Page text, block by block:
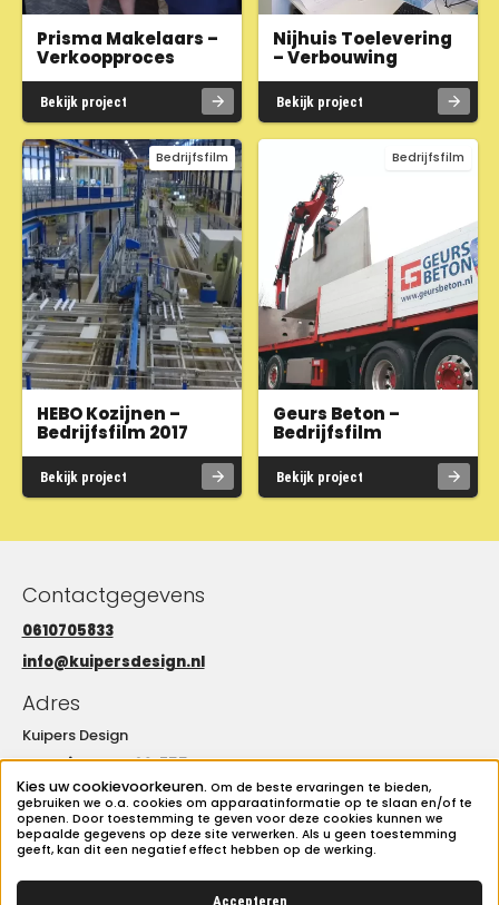
Prisma Makelaars –
Verkoopproces
Bekijk project
Nijhuis Toelevering
– Verbouwing
Bekijk project
Bedrijfsfilm
HEBO Kozijnen –
Bedrijfsfilm 2017
Bekijk project
Bedrijfsfilm
Geurs Beton –
Bedrijfsfilm
Bekijk project
Contactgegevens
0610705833
info@kuipersdesign.nl
Adres
Kuipers Design
Amarilstraat 20, 7554 TV Hengelo OV
Openingstijden
Maandag t/m vrijdag
8:00 tot 17:00
Kies uw cookievoorkeuren. Om de beste ervaringen te bieden,
gebruiken we o.a. cookies om apparaatinformatie op te slaan en/of te
openen. Door toestemming te geven voor deze cookies kunnen we
bepaalde gegevens op deze site verwerken. Als u geen toestemming
geeft, kan dit een negatief effect hebben op de werking.
Accepteren